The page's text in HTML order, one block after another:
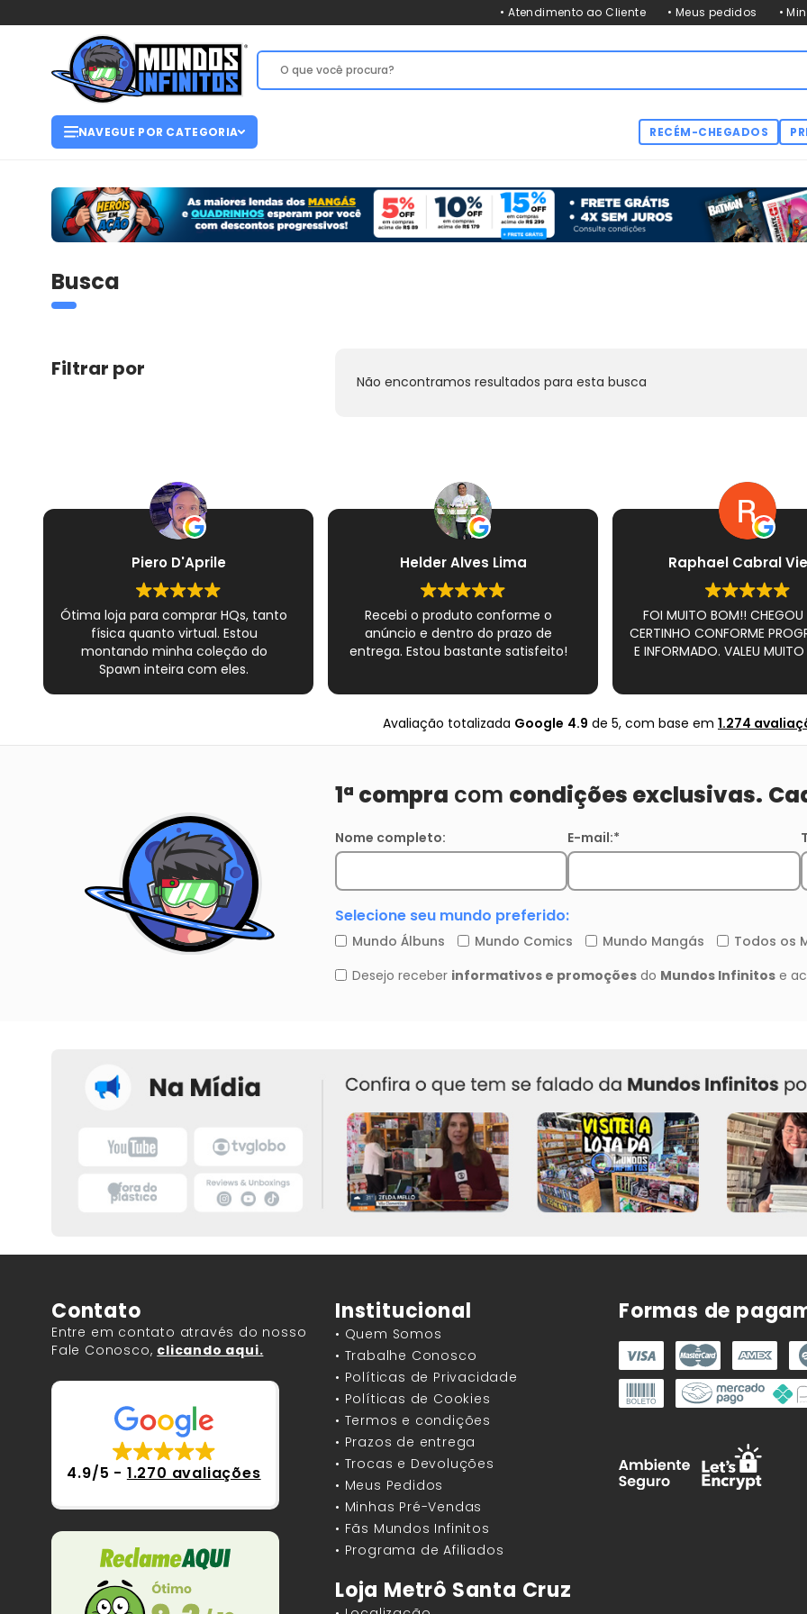
• Atendimento ao Cliente • Meus pedidos •
NAVEGUE POR CATEGORIA RECÉM-CHEGADOS
Busca
Filtrar por
Não encontramos resultados para esta busca
Piero D'Aprile
Ótima loja para comprar HQs, tanto
física quanto virtual. Estou
montando minha coleção do
Spawn inteira com eles.
dão plásticos adicionais para
Helder Alves Lima
Recebi o produto conforme o
anúncio e dentro do prazo de
entrega. Estou bastante satisfeito!
Raphael Cabral
FOI MUITO BOM!!
CERTINHO CONFORME
E INFORMADO. VALEU MUITO
Avaliação totalizada Google 4.9 de 5, com base em 1.274
Contato
Entre em contato através do nosso
Fale Conosco, clicando aqui.
4.9/5 - 1.270 avaliações
Institucional
• Quem Somos
• Trabalhe Conosco
• Políticas de Privacidade
• Políticas de Cookies
• Termos e condições
• Prazos de entrega
• Trocas e Devoluções
• Meus Pedidos
• Minhas Pré-Vendas
• Fãs Mundos Infinitos
• Programa de Afiliados
Loja Metrô Santa Cruz
Formas de